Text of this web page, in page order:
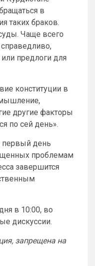
в
таких браков.
Чаще всего
предлоги для
конституции в
мышление,
другие факторы
по сей день».
первый день
проблемам
завершится
в 10:00, во
дискуссии.
запрещена на